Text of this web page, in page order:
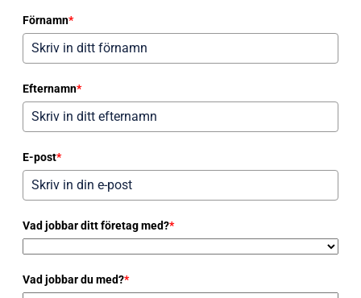
Förnamn*
Efternamn*
E-post*
Vad jobbar ditt företag med?*
Vad jobbar du med?*